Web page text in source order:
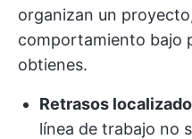
organizan un
comportamiento bajo
obtienes.
Retrasos
línea de trabajo no